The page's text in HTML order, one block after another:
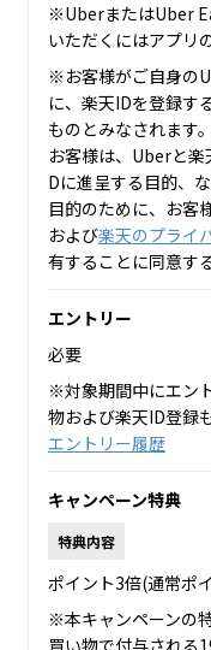
※UberまたはUber
いただくにはアプリ
※お客様がご自身の
に、楽天IDを登録す
ものとみなされます。
お客様は、Uberと
Dに進呈する目的、
目的のために、お客
および楽天のプライ
有することに同意す
エントリー
必要
※対象期間中にエン
物および楽天ID登録
エントリー履歴
キャンペーン特典
特典内容
ポイント3倍(通常ポ
※本キャンペーンの